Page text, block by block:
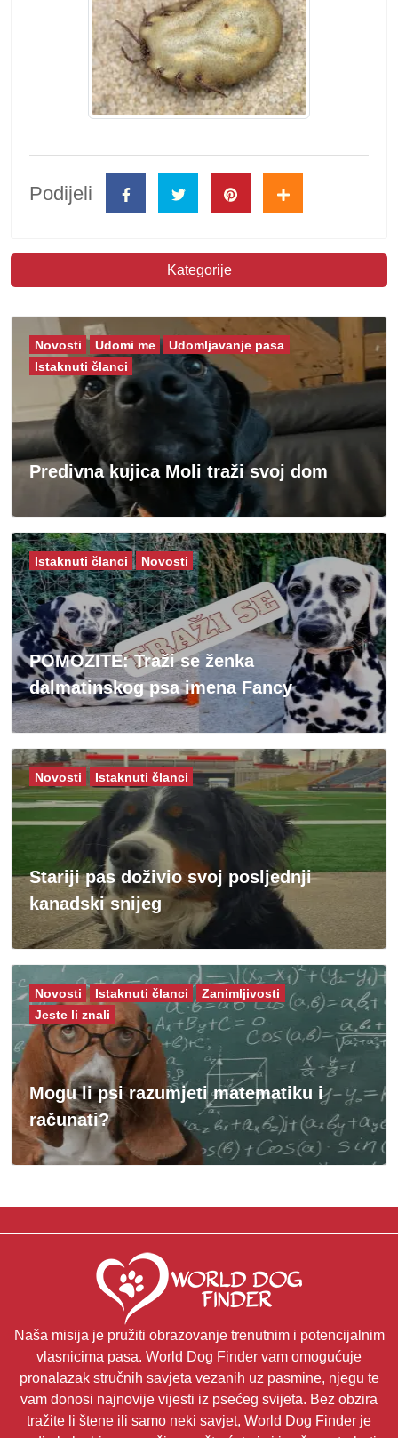
Podijeli
Kategorije
Predivna kujica Moli traži svoj dom
Novosti Udomi me
Udomljavanje pasa
Istaknuti članci
POMOZITE: Traži se ženka
dalmatinskog psa imena Fancy
Istaknuti članci Novosti
Stariji pas doživio svoj posljednji
kanadski snijeg
Novosti Istaknuti članci
Mogu li psi razumjeti matematiku i
računati?
Novosti Istaknuti članci
Zanimljivosti
Jeste li znali
Naša misija je pružiti obrazovanje trenutnim i potencijalnim
vlasnicima pasa. World Dog Finder vam omogućuje
pronalazak stručnih savjeta vezanih uz pasmine, njegu te
vam donosi najnovije vijesti iz psećeg svijeta. Bez obzira
tražite li štene ili samo neki savjet, World Dog Finder je